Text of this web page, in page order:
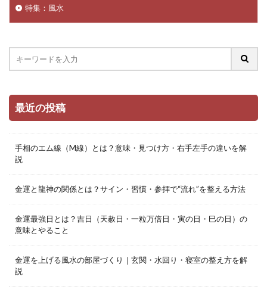
特集：風水
最近の投稿
手相のエム線（M線）とは？意味・見つけ方・右手左手の違いを解
説
金運と龍神の関係とは？サイン・習慣・参拝で“流れ”を整える方法
金運最強日とは？吉日（天赦日・一粒万倍日・寅の日・巳の日）の
意味とやること
金運を上げる風水の部屋づくり｜玄関・水回り・寝室の整え方を解
説